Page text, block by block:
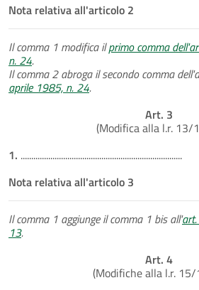
Nota relativa all'articolo 2
Il comma 1 modifica ilprimo comma
n. 24.
Il comma 2 abroga il secondo comma
aprile 1985, n. 24.
Art. 3
(Modifica alla l.r. 13/
1. ............................................................................
Nota relativa all'articolo 3
Il comma 1 aggiunge il comma 1 bis all'
13.
Art. 4
(Modifiche alla l.r.